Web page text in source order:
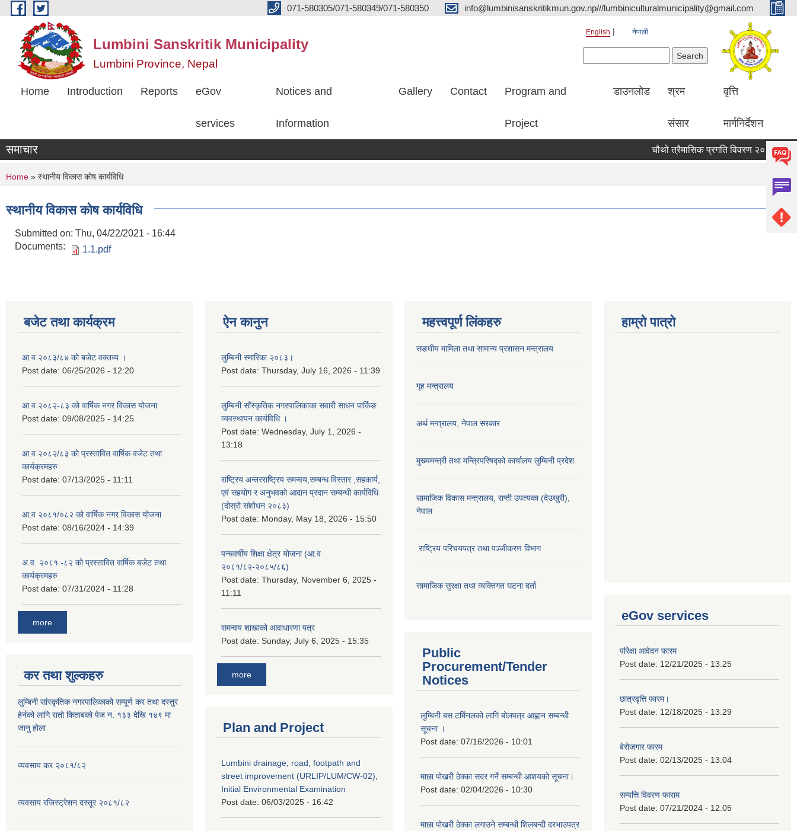
Skip to main content 071-580305/071-580349/071-580350 info@lumbinisanskritikmun.gov.np///lumbiniculturalmunicipality@gmail.com
Lumbini Sanskritik Municipality
Lumbini Province, Nepal
English नेपाली
Home Introduction Reports eGov
services
Notices and
Information
Gallery Contact Program and
Project
डाउनलोड श्रम
संसार
वृत्ति
मार्गनिर्देशन
समाचार चौथो त्रैमासिक प्रगति विवरण २०८३ ।
You are here
Home » स्थानीय विकास कोष कार्यविधि
स्थानीय विकास कोष कार्यविधि
Submitted on: Thu, 04/22/2021 - 16:44
Documents:
1.1.pdf
बजेट तथा कार्यक्रम
आ.व २०८३/८४ को बजेट वक्तव्य ।
Post date: 06/25/2026 - 12:20
आ.व २०८२-८३ को वार्षिक नगर विकास योजना
Post date: 09/08/2025 - 14:25
आ.व २०८२/८३ को प्रस्तावित वार्षिक वजेट तथा
कार्यक्रमहरु
Post date: 07/13/2025 - 11:11
आ.व २०८१/०८२ को वार्षिक नगर विकास योजना
Post date: 08/16/2024 - 14:39
अ.व. २०८१ -८२ को प्रस्तावित वार्षिक बजेट तथा
कार्यक्रमहरु
Post date: 07/31/2024 - 11:28
more
कर तथा शुल्कहरु
लुम्बिनी सांस्कृतिक नगरपालिकाको सम्पूर्ण कर तथा दस्तुर
हेर्नको लागि रातो किताबको पेज न. १३३ देखि १४९ मा
जानु होला
व्यवसाय कर २०८१/८२
व्यवसाय रजिस्ट्रेशन दस्तूर २०८१/८२
ऐन कानुन
लुम्बिनी स्मारिका २०८३।
Post date: Thursday, July 16, 2026 - 11:39
लुम्बिनी साँस्कृतिक नगरपालिकाका सवारी साधन पार्किङ
व्यवस्थापन कार्यविधि ।
Post date: Wednesday, July 1, 2026 -
13:18
राष्ट्रिय अन्तरराष्ट्रिय समन्वय,सम्बन्ध विस्तार ,सहकार्य,
एवं सहयोग र अनुभवको आदान प्रदान सम्बन्धी कार्यविधि
(दोस्रो संशोधन २०८३)
Post date: Monday, May 18, 2026 - 15:50
पन्चवर्षीय शिक्षा क्षेत्र योजना (आ.व
२०८१/८२-२०८५/८६)
Post date: Thursday, November 6, 2025 -
11:11
समन्वय शाखाको आवाधारणा पत्र
Post date: Sunday, July 6, 2025 - 15:35
more
Plan and Project
Lumbini drainage, road, footpath and
street improvement (URLIP/LUM/CW-02),
Initial Environmental Examination
Post date: 06/03/2025 - 16:42
महत्त्वपूर्ण लिंकहरु
सङघीय मामिला तथा सामान्य प्रशासन मन्‍त्रालय
गृह मन्त्रालय
अर्थ मन्त्रालय, नेपाल सरकार
मुख्यमन्त्री तथा मन्त्रिपरिषद्को कार्यालय लुम्बिनी प्रदेश
सामाजिक विकास मन्‍‍त्रालय, राप्ती उपत्यका (देउखुरी),
नेपाल
राष्ट्रिय परिचयपत्र तथा पञ्जीकरण विभाग
सामाजिक सुरक्षा तथा व्यक्तिगत घटना दर्ता
Public
Procurement/Tender
Notices
लुम्बिनी बस टर्मिनलको लागि बोलपत्र आह्वान सम्बन्धी
सूचना ।
Post date: 07/16/2026 - 10:01
माछा पोखरी ठेक्का सदर गर्ने सम्बन्धी आशयको सूचना।
Post date: 02/04/2026 - 10:30
माछा पोखरी ठेक्का लगाउने सम्बन्धी शिलबन्दी दरभाउपत्र
हाम्रो पात्रो
eGov services
परिक्षा आवेदन फारम
Post date: 12/21/2025 - 13:25
छात्रवृत्ति फारम।
Post date: 12/18/2025 - 13:29
बेरोजगार फारम
Post date: 02/13/2025 - 13:04
सम्पत्ति विवरण फाराम
Post date: 07/21/2024 - 12:05